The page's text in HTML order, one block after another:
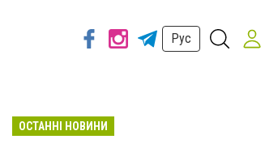
Рус
ОСТАННІ НОВИНИ